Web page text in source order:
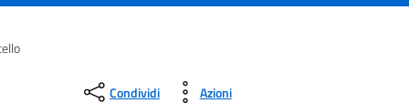
Condividi Azioni